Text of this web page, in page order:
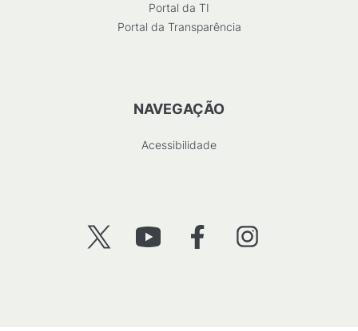
Portal da TI
Portal da Transparência
NAVEGAÇÃO
Acessibilidade